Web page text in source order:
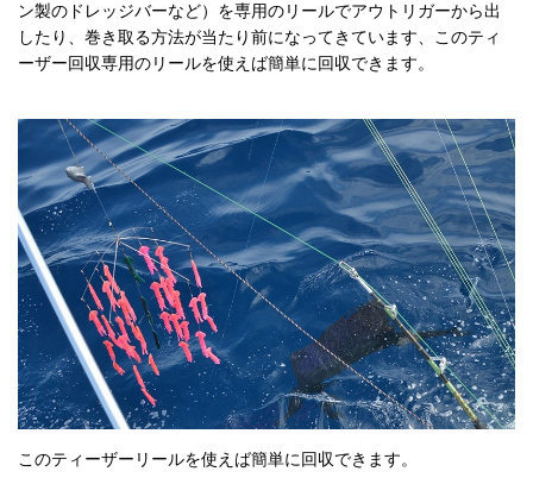
ン製のドレッジバーなど）を専用のリールでアウトリガーから出
したり、巻き取る方法が当たり前になってきています、このティ
ーザー回収専用のリールを使えば簡単に回収できます。
このティーザーリールを使えば簡単に回収できます。